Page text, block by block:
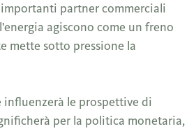
partner commerciali
agiscono come un freno
mette sotto pressione la
influenzerà le prospettive di
per la politica monetaria,